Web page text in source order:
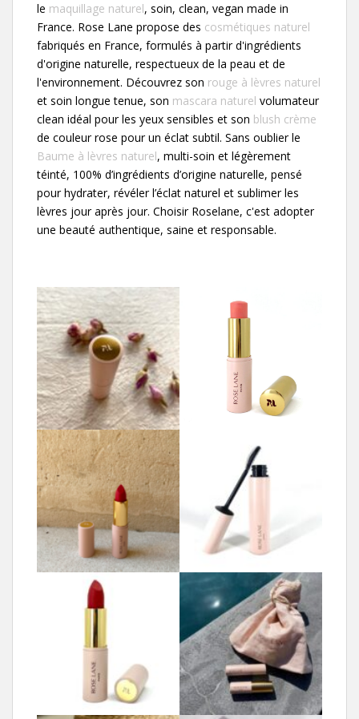
le maquillage naturel, soin, clean, vegan made in
France. Rose Lane propose des cosmétiques naturel
fabriqués en France, formulés à partir d'ingrédients
d'origine naturelle, respectueux de la peau et de
l'environnement. Découvrez son rouge à lèvres naturel
et soin longue tenue, son mascara naturel volumateur
clean idéal pour les yeux sensibles et son blush crème
de couleur rose pour un éclat subtil. Sans oublier le
Baume à lèvres naturel, multi-soin et légèrement
téinté, 100% d’ingrédients d’origine naturelle, pensé
pour hydrater, révéler l’éclat naturel et sublimer les
lèvres jour après jour. Choisir Roselane, c'est adopter
une beauté authentique, saine et responsable.